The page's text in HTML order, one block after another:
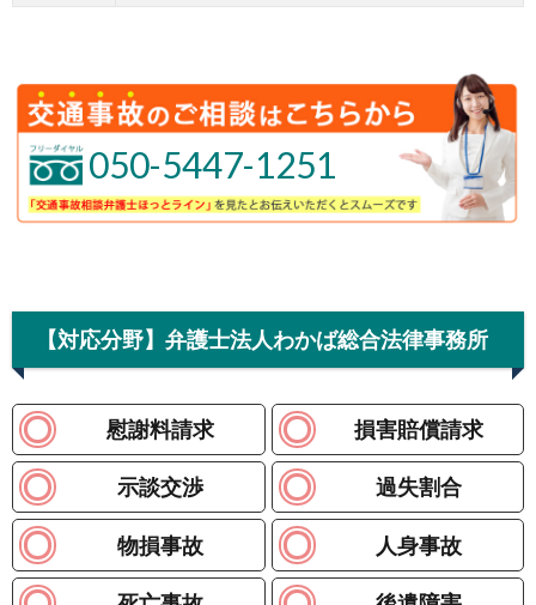
050-5447-1251
【対応分野】弁護士法人わかば総合法律事務所
慰謝料請求 損害賠償請求
示談交渉 過失割合
物損事故 人身事故